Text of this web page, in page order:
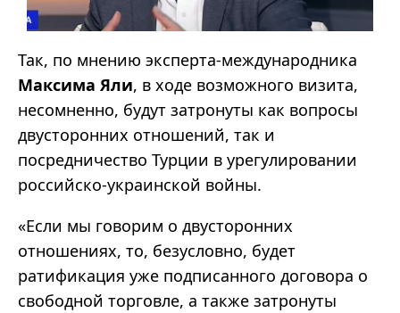
Так, по мнению эксперта-международника
Максима Яли, в ходе возможного визита,
несомненно, будут затронуты как вопросы
двусторонних отношений, так и
посредничество Турции в урегулировании
российско-украинской войны.
«Если мы говорим о двусторонних
отношениях, то, безусловно, будет
ратификация уже подписанного договора о
свободной торговле, а также затронуты